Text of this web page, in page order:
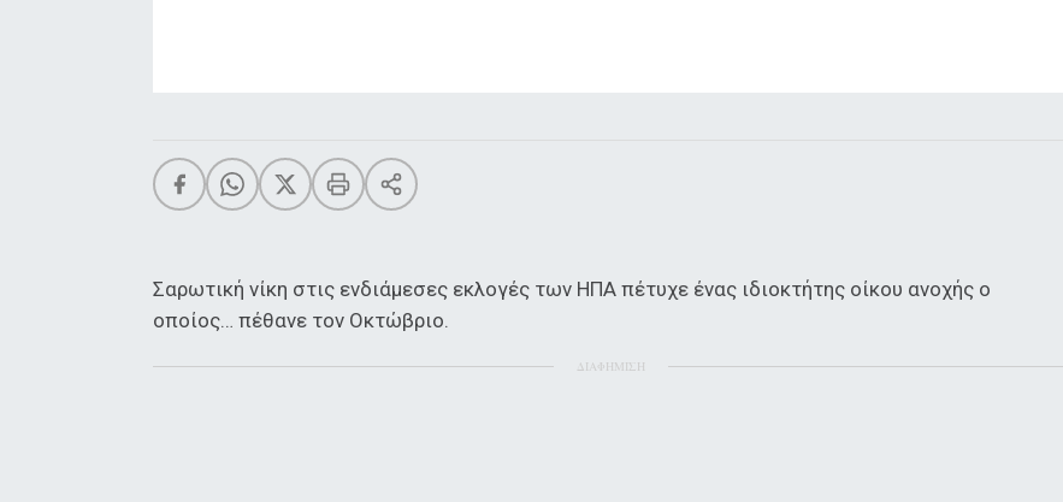
Σαρωτική νίκη στις ενδιάμεσες εκλογές των ΗΠΑ πέτυχε ένας ιδιοκτήτης οίκου ανοχής ο
οποίος… πέθανε τον Οκτώβριο.
ΔΙΑΦΗΜΙΣΗ